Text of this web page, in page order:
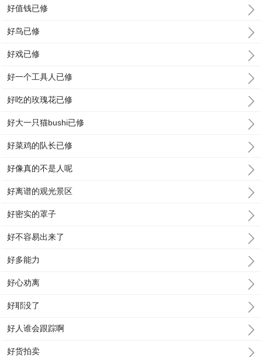
好值钱已修
好鸟已修
好戏已修
好一个工具人已修
好吃的玫瑰花已修
好大一只猫bushi已修
好菜鸡的队长已修
好像真的不是人呢
好离谱的观光景区
好密实的罩子
好不容易出来了
好多能力
好心劝离
好耶没了
好人谁会跟踪啊
好货拍卖